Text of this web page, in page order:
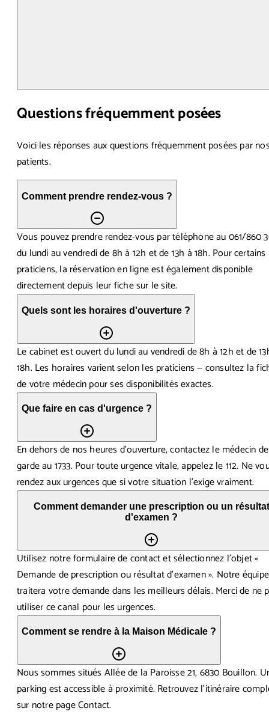
Questions fréquemment posées
Voici les réponses aux questions fréquemment posées par
patients.
Comment prendre rendez-vous ?
Vous pouvez prendre rendez-vous par téléphone au 061/860
du lundi au vendredi de 8h à 12h et de 13h à 18h. Pour certains
praticiens, la réservation en ligne est également disponible
directement depuis leur fiche sur le site.
Quels sont les horaires d'ouverture ?
Le cabinet est ouvert du lundi au vendredi de 8h à 12h et de
18h. Les horaires varient selon les praticiens — consultez la
de votre médecin pour ses disponibilités exactes.
Que faire en cas d'urgence ?
En dehors de nos heures d'ouverture, contactez le médecin de
garde au 1733. Pour toute urgence vitale, appelez le 112. Ne
rendez aux urgences que si votre situation l'exige vraiment.
Comment demander une prescription ou un résultat
d'examen ?
Utilisez notre formulaire de contact et sélectionnez l'objet «
Demande de prescription ou résultat d'examen ». Notre équipe
traitera votre demande dans les meilleurs délais. Merci de ne
utiliser ce canal pour les urgences.
Comment se rendre à la Maison Médicale ?
Nous sommes situés Allée de la Paroisse 21, 6830 Bouillon.
parking est accessible à proximité. Retrouvez l'itinéraire
sur notre page Contact.